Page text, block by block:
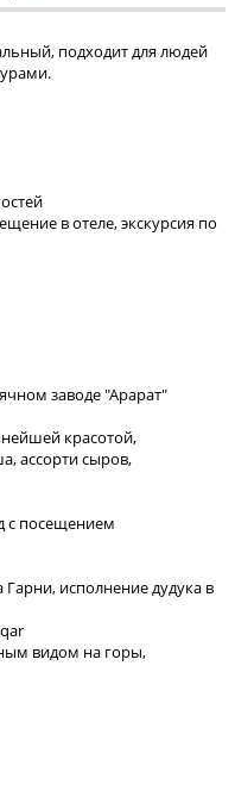
подходит для людей
в отеле, экскурсия по
заводе "Арарат"
красотой,
ассорти сыров,
с посещением
Гарни, исполнение дудука в
видом на горы,